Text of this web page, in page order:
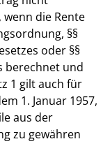
die Rente
§§
oder §§
berechnet und
1 gilt auch für
1. Januar 1957,
aus der
zu gewähren